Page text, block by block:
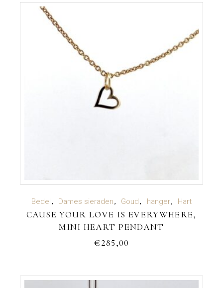
TOEVOEGEN AAN WINKELWAGEN
Bedel Dames sieraden Goud hanger Hart
CAUSE YOUR LOVE IS EVERYWHERE,
MINI HEART PENDANT
€285,00